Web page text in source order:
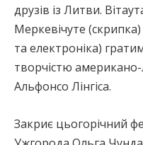
друзів із Литви.
Меркевічуте (скрипка)
та електроніка)
творчістю
Альфонсо Лінгіса.
Закриє цьогорічний